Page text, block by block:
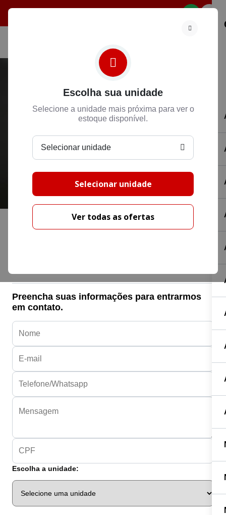
Preencha suas informações para entrarmos
em contato.
Escolha a unidade:
Escolha sua unidade
Selecione a unidade mais próxima para ver o
estoque disponível.
Selecionar unidade
Selecionar unidade
Ver todas as ofertas